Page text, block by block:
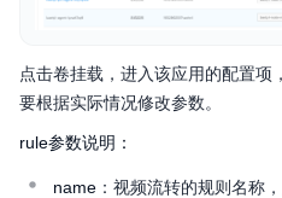
点击卷挂载，进入该应用的配置项
要根据实际情况修改参数。
rule参数说明：
name ：视频流转的规则名称